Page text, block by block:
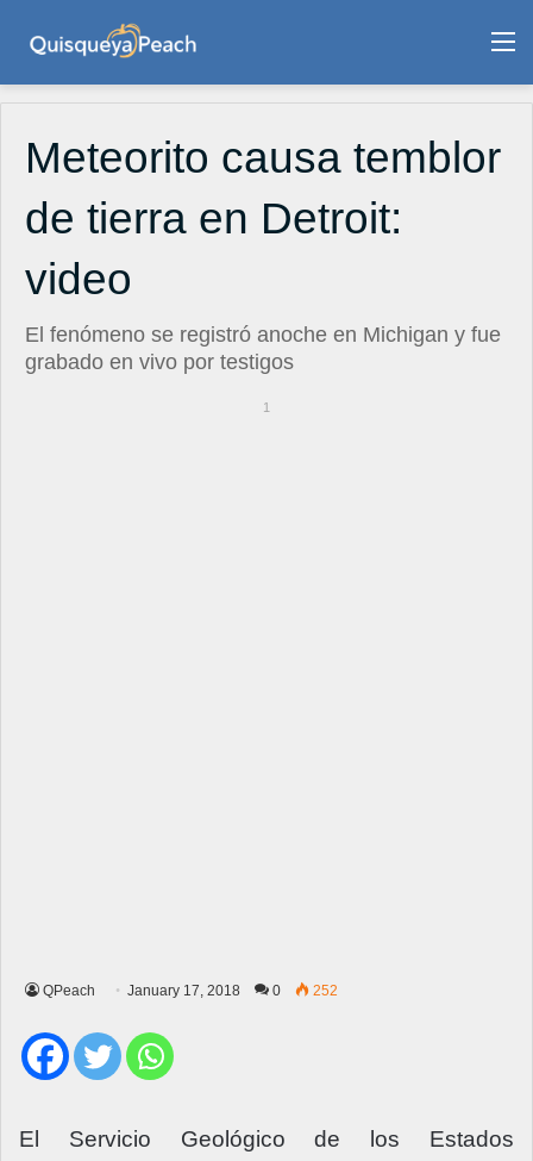
Meteorito causa temblor
de tierra en Detroit:
video
El fenómeno se registró anoche en Michigan y fue
grabado en vivo por testigos
1
QPeach January 17, 2018 0 252
El Servicio Geológico de los Estados